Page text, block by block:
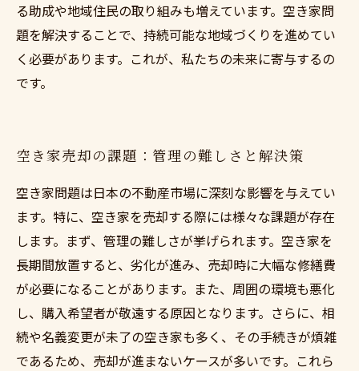
る助成や地域住民の取り組みも増えています。空き家問
題を解決することで、持続可能な地域づくりを進めてい
く必要があります。これが、私たちの未来に寄与するの
です。
空き家売却の課題：管理の難しさと解決策
空き家問題は日本の不動産市場に深刻な影響を与えてい
ます。特に、空き家を売却する際には様々な課題が存在
します。まず、管理の難しさが挙げられます。空き家を
長期間放置すると、劣化が進み、売却時に大幅な修繕費
が必要になることがあります。また、周囲の環境も悪化
し、購入希望者が敬遠する原因となります。さらに、相
続や名義変更が未了の空き家も多く、その手続きが煩雑
であるため、売却が進まないケースが多いです。これら